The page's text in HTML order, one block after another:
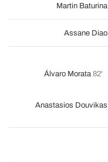
Martin Baturina
Assane Diao
Álvaro Morata 82'
Anastasios Douvikas